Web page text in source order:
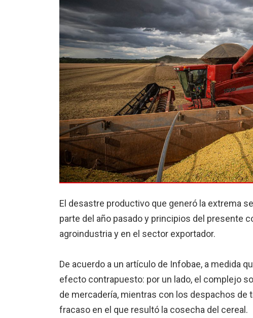
El desastre productivo que generó la extrema
parte del año pasado y principios del presente
agroindustria y en el sector exportador.
De acuerdo a un artículo de Infobae, a medida
efecto contrapuesto: por un lado, el complejo
de mercadería, mientras con los despachos
fracaso en el que resultó la cosecha del cereal.